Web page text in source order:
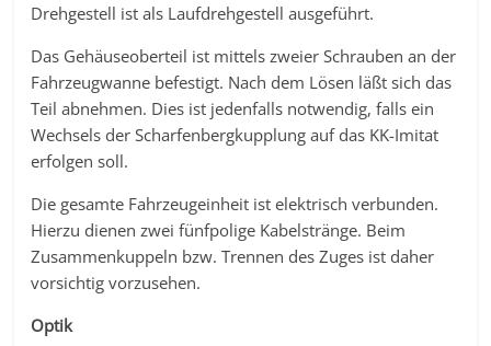
Drehgestell ist als Laufdrehgestell ausgeführt.
Das Gehäuseoberteil ist mittels zweier Schrauben an der
Fahrzeugwanne befestigt. Nach dem Lösen läßt sich das
Teil abnehmen. Dies ist jedenfalls notwendig, falls ein
Wechsels der Scharfenbergkupplung auf das KK-Imitat
erfolgen soll.
Die gesamte Fahrzeugeinheit ist elektrisch verbunden.
Hierzu dienen zwei fünfpolige Kabelstränge. Beim
Zusammenkuppeln bzw. Trennen des Zuges ist daher
vorsichtig vorzusehen.
Optik